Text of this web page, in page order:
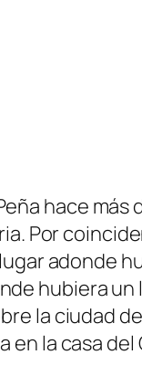
hace más
Por
adonde
hubiera
la ciudad
en la casa